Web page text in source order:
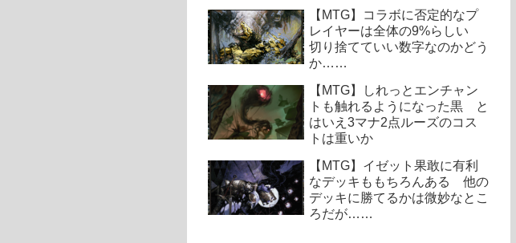
【MTG】コラボに否定的なプ
レイヤーは全体の9%らしい
切り捨てていい数字なのかどう
か……
【MTG】しれっとエンチャン
トも触れるようになった黒 と
はいえ3マナ2点ルーズのコス
トは重いか
【MTG】イゼット果敢に有利
なデッキももちろんある 他の
デッキに勝てるかは微妙なとこ
ろだが……